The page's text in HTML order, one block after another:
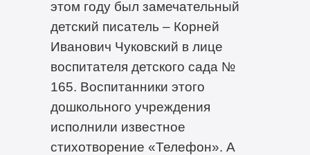
этом году был замечательный
детский писатель – Корней
Иванович Чуковский в лице
воспитателя детского сада №
165. Воспитанники этого
дошкольного учреждения
исполнили известное
стихотворение «Телефон». А